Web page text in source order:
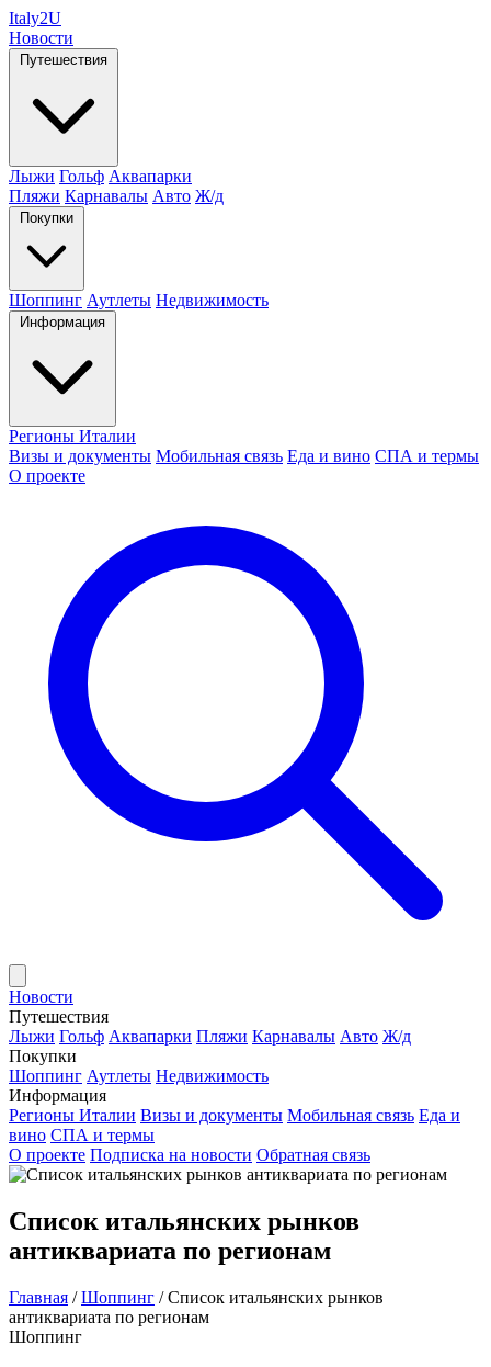
Italy2U
Новости
Путешествия
Лыжи Гольф Аквапарки
Пляжи Карнавалы Авто Ж/д
Покупки
Шоппинг Аутлеты Недвижимость
Информация
Регионы Италии
Визы и документы Мобильная связь Еда и вино СПА и термы
О проекте
Новости
Путешествия
Лыжи Гольф Аквапарки Пляжи Карнавалы Авто Ж/д
Покупки
Шоппинг Аутлеты Недвижимость
Информация
Регионы Италии Визы и документы Мобильная связь Еда и
вино СПА и термы
О проекте Подписка на новости Обратная связь
Список итальянских рынков
антиквариата по регионам
Главная / Шоппинг / Список итальянских рынков
антиквариата по регионам
Шоппинг